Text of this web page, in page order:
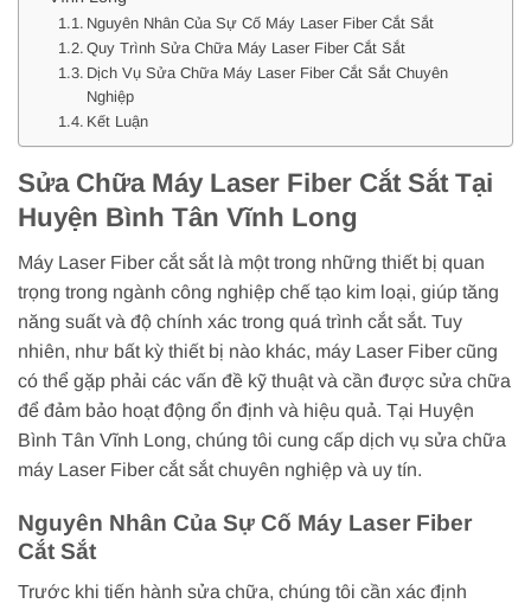
Nguyên Nhân Của Sự Cố Máy Laser Fiber Cắt Sắt
Quy Trình Sửa Chữa Máy Laser Fiber Cắt Sắt
Dịch Vụ Sửa Chữa Máy Laser Fiber Cắt Sắt Chuyên
Nghiệp
Kết Luận
Sửa Chữa Máy Laser Fiber Cắt Sắt Tại
Huyện Bình Tân Vĩnh Long
Máy Laser Fiber cắt sắt là một trong những thiết bị quan
trọng trong ngành công nghiệp chế tạo kim loại, giúp tăng
năng suất và độ chính xác trong quá trình cắt sắt. Tuy
nhiên, như bất kỳ thiết bị nào khác, máy Laser Fiber cũng
có thể gặp phải các vấn đề kỹ thuật và cần được sửa chữa
để đảm bảo hoạt động ổn định và hiệu quả. Tại Huyện
Bình Tân Vĩnh Long, chúng tôi cung cấp dịch vụ sửa chữa
máy Laser Fiber cắt sắt chuyên nghiệp và uy tín.
Nguyên Nhân Của Sự Cố Máy Laser Fiber
Cắt Sắt
Trước khi tiến hành sửa chữa, chúng tôi cần xác định